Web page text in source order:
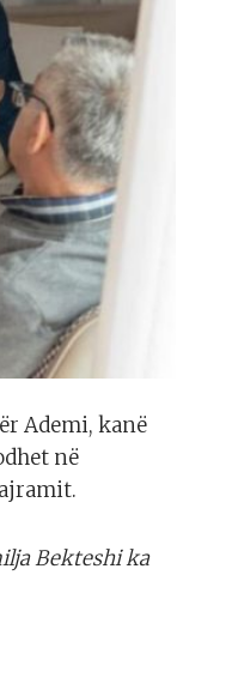
Ademi, kanë
në
Bekteshi ka